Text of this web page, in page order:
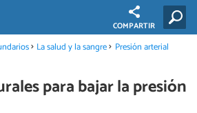
COMPARTIR
La salud y la sangre Presión arterial
para bajar la presión